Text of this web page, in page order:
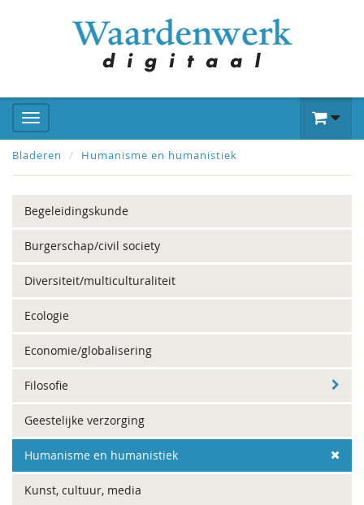
Bladeren Humanisme en humanistiek
Begeleidingskunde
Burgerschap/civil society
Diversiteit/multiculturaliteit
Ecologie
Economie/globalisering
Filosofie
Geestelijke verzorging
Humanisme en humanistiek
Kunst, cultuur, media